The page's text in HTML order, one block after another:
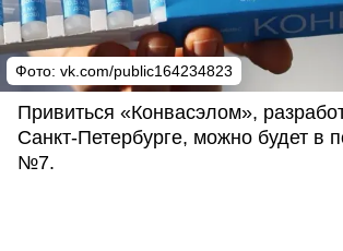
Фото: vk.com/public164234823
Привиться «Конвасэлом»,
Санкт-Петербурге, можно будет в
№7.